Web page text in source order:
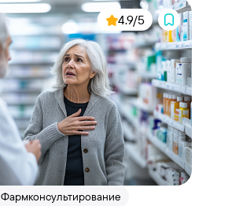
4.9/5
Фармконсультирование